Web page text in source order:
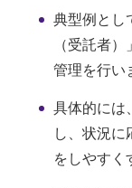
典型例とし
（受託者
管理を行い
具体的には
し、状況に
をしやすく